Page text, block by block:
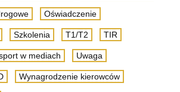
Oświadczenie
Szkolenia T1/T2 TIR
w mediach Uwaga
Wynagrodzenie kierowców